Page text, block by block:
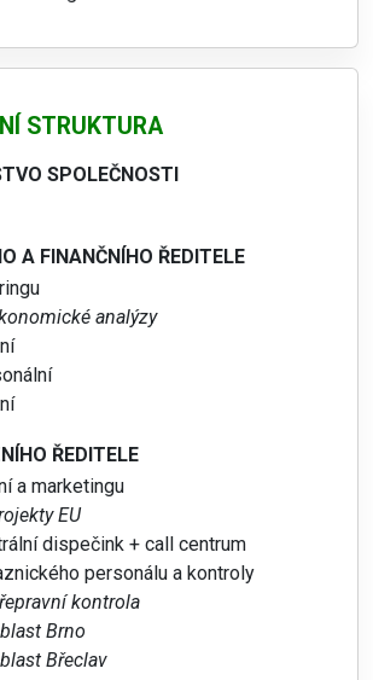
STRUKTURA
SPOLEČNOSTI
A FINANČNÍHO ŘEDITELE
analýzy
ŘEDITELE
a marketingu
EU
dispečink + call centrum
personálu a kontroly
kontrola
Brno
Břeclav